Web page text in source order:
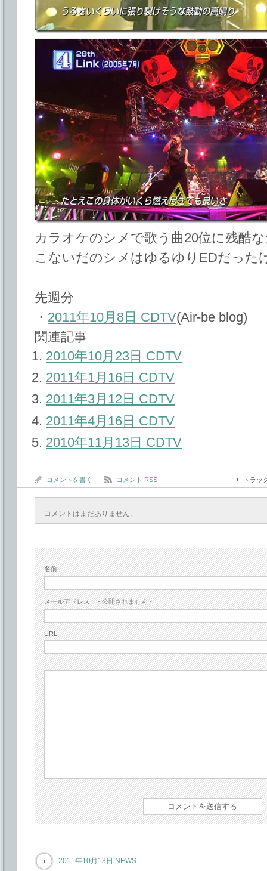
カラオケのシメで歌う曲20位に残酷
こないだのシメはゆるゆりEDだった
先週分
・ 2011年10月8日 CDTV(Air-be blog)
関連記事
2010年10月23日 CDTV
2011年1月16日 CDTV
2011年3月12日 CDTV
2011年4月16日 CDTV
2010年11月13日 CDTV
コメントを書く コメント RSS トラ
コメントはまだありません。
名前
メールアドレス - 公開されません -
URL
2011年10月13日 NEWS